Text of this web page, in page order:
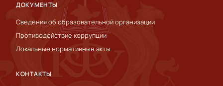
ДОКУМЕНТЫ
Сведения об образовательной организации
Противодействие коррупции
Локальные нормативные акты
КОНТАКТЫ